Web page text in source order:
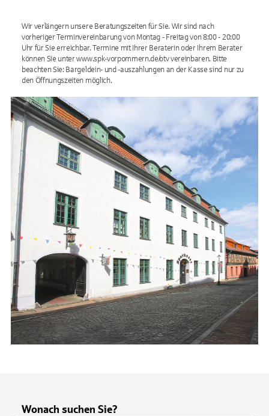
Wir verlängern unsere Beratungszeiten für Sie. Wir sind nach
vorheriger Terminvereinbarung von Montag - Freitag von 8:00 - 20:00
Uhr für Sie erreichbar. Termine mit Ihrer Beraterin oder Ihrem Berater
können Sie unter www.spk-vorpommern.de/otv vereinbaren. Bitte
beachten Sie: Bargeldein- und -auszahlungen an der Kasse sind nur zu
den Öffnungszeiten möglich.
Wonach suchen Sie?